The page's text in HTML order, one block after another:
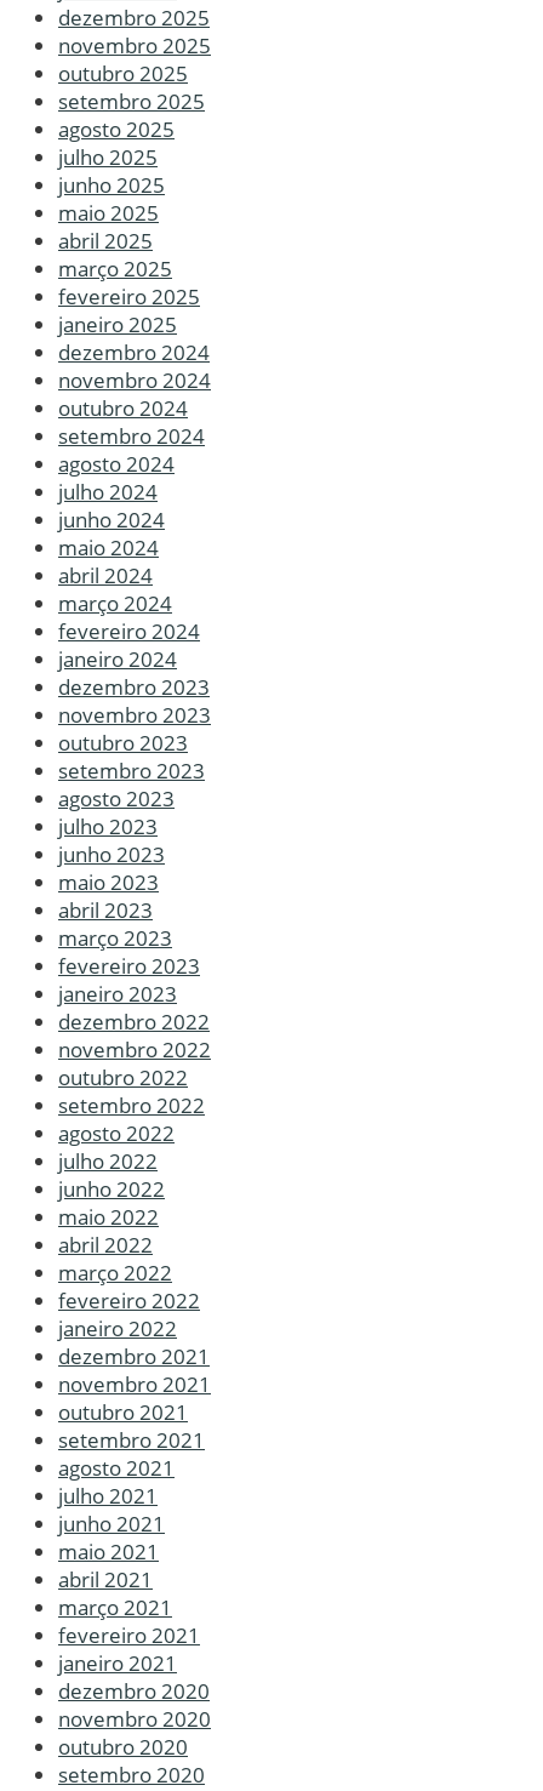
dezembro 2025
novembro 2025
outubro 2025
setembro 2025
agosto 2025
julho 2025
junho 2025
maio 2025
abril 2025
março 2025
fevereiro 2025
janeiro 2025
dezembro 2024
novembro 2024
outubro 2024
setembro 2024
agosto 2024
julho 2024
junho 2024
maio 2024
abril 2024
março 2024
fevereiro 2024
janeiro 2024
dezembro 2023
novembro 2023
outubro 2023
setembro 2023
agosto 2023
julho 2023
junho 2023
maio 2023
abril 2023
março 2023
fevereiro 2023
janeiro 2023
dezembro 2022
novembro 2022
outubro 2022
setembro 2022
agosto 2022
julho 2022
junho 2022
maio 2022
abril 2022
março 2022
fevereiro 2022
janeiro 2022
dezembro 2021
novembro 2021
outubro 2021
setembro 2021
agosto 2021
julho 2021
junho 2021
maio 2021
abril 2021
março 2021
fevereiro 2021
janeiro 2021
dezembro 2020
novembro 2020
outubro 2020
setembro 2020